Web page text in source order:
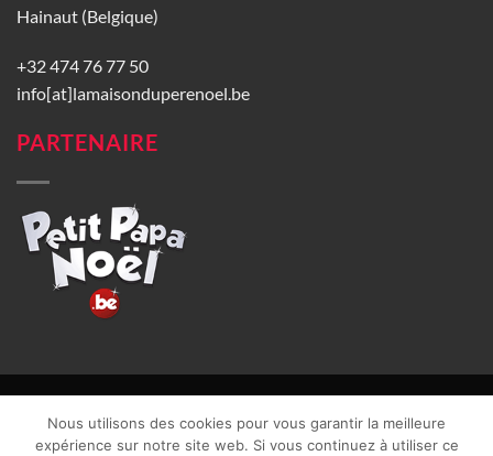
Hainaut (Belgique)
+32 474 76 77 50
info[at]lamaisonduperenoel.be
PARTENAIRE
CGU| Vie privée| TVA : BE0840965749 | Site web réalisé par
Nous utilisons des cookies pour vous garantir la meilleure
expérience sur notre site web. Si vous continuez à utiliser ce